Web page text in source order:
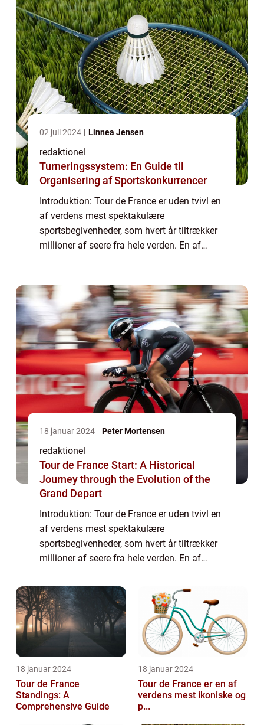
02 juli 2024 Linnea Jensen
redaktionel
Turneringssystem: En Guide til
Organisering af Sportskonkurrencer
Introduktion: Tour de France er uden tvivl en
af verdens mest spektakulære
sportsbegivenheder, som hvert år tiltrækker
millioner af seere fra hele verden. En af
mod ...
18 januar 2024 Peter Mortensen
redaktionel
Tour de France Start: A Historical
Journey through the Evolution of the
Grand Depart
Introduktion: Tour de France er uden tvivl en
af verdens mest spektakulære
sportsbegivenheder, som hvert år tiltrækker
millioner af seere fra hele verden. En af
enkeltstarten, hvor rytterne udfordrer sig selv
mod ...
18 januar 2024
Tour de France
Standings: A
Comprehensive Guide
18 januar 2024
Tour de France er en af
verdens mest ikoniske og
p...